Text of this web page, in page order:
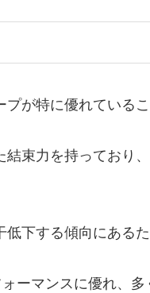
が特に優れているこ
束力を持っており
下する傾向にある
ーマンスに優れ、